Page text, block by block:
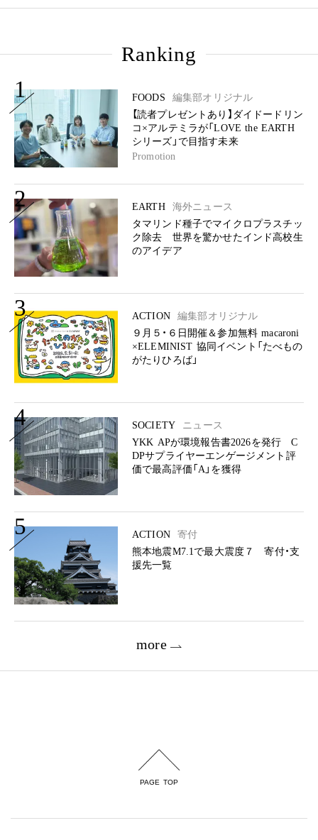
Ranking
1 FOODS
編集部オリジナル
【読者プレゼントあり】ダイドードリン
コ×アルテミラが「LOVE the EARTH
シリーズ」で目指す未来
Promotion
2 EARTH
海外ニュース
タマリンド種子でマイクロプラスチッ
ク除去 世界を驚かせたインド高校生
のアイデア
3 ACTION
編集部オリジナル
９月５・６日開催＆参加無料 macaroni
×ELEMINIST 協同イベント「たべもの
がたりひろば」
4 SOCIETY
ニュース
YKK APが環境報告書2026を発行 C
DPサプライヤーエンゲージメント評
価で最高評価「A」を獲得
5 ACTION
寄付
熊本地震M7.1で最大震度７ 寄付・支
援先一覧
more
PAGE TOP